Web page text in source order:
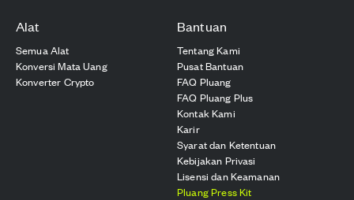
Alat
Semua Alat
Konversi Mata Uang
Konverter Crypto
Bantuan
Tentang Kami
Pusat Bantuan
FAQ Pluang
FAQ Pluang Plus
Kontak Kami
Karir
Syarat dan Ketentuan
Kebijakan Privasi
Lisensi dan Keamanan
Pluang Press Kit